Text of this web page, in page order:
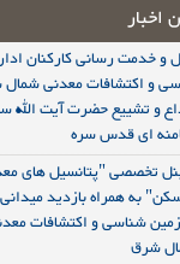
اخبار
و خدمت رسانی کارکنان
و اکتشافات معدنی
و تشییع حضرت آیت الله
ای قدس سره
تخصصی "پتانسیل های
به همراه بازدید
شناسی و اکتشافات
شرق